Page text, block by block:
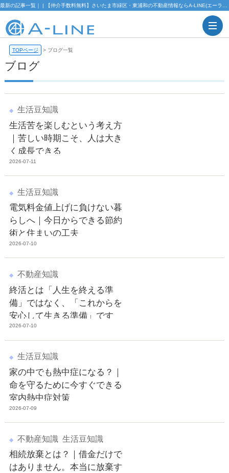
TOPページ > ブログ一覧
ブログ
生活豆知識
生活苦を楽しむという考え方
｜苦しい時期こそ、人は大き
く成長できる
2026-07-11
生活豆知識
電気料金値上げに負けない暮
らしへ｜今日からできる節約
術と住まいの工夫
2026-07-10
不動産知識
終活とは「人生を終える準
備」ではなく、「これからを
安心して生きる準備」です
2026-07-10
生活豆知識
家の中でも熱中症になる？｜
命を守るために今すぐできる
室内熱中症対策
2026-07-09
不動産知識 生活豆知識
相続放棄とは？｜借金だけで
はありません。本当に放棄す